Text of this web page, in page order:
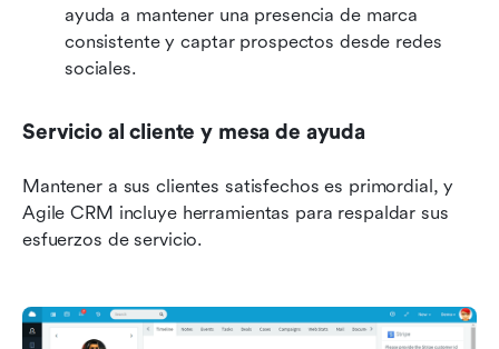
ayuda a mantener una presencia de marca
consistente y captar prospectos desde redes
sociales.
Servicio al cliente y mesa de ayuda
Mantener a sus clientes satisfechos es primordial, y
Agile CRM incluye herramientas para respaldar sus
esfuerzos de servicio.